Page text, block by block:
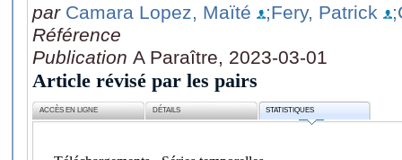
par Camara Lopez, Maïté ;Fery, Patrick
Référence
Publication A Paraître, 2023-03-01
Article révisé par les pairs
ACCÈS EN LIGNE DÉTAILS STATISTIQUES